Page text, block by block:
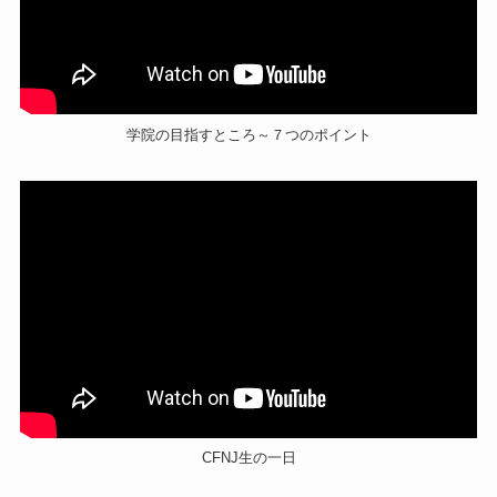
学院の目指すところ～７つのポイント
CFNJ生の一日